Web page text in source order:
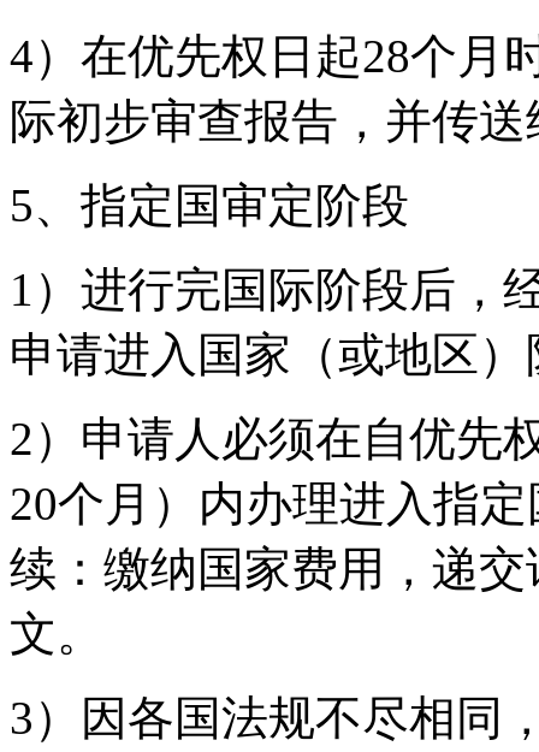
4）在优先权日起28个月
际初步审查报告，并传
5、指定国审定阶段
1）进行完国际阶段后，
申请进入国家（或地区）
2）申请人必须在自优先
20个月）内办理进入指
续：缴纳国家费用，递
文。
3）因各国法规不尽相同